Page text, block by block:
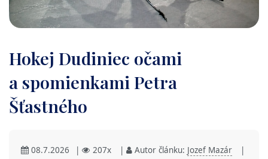
Hokej Dudiniec očami
a spomienkami Petra
Šťastného
08.7.2026 | 207x | Autor článku: Jozef Mazár
|